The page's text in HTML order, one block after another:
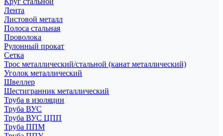
Лента
Листовой металл
Полоса стальная
Проволока
Рулонный прокат
Сетка
Трос металлический/стальной (канат металлический)
Уголок металлический
Швеллер
Шестигранник металлический
Труба в изоляции
Труба ВУС
Труба ВУС ЦПП
Труба ППМ